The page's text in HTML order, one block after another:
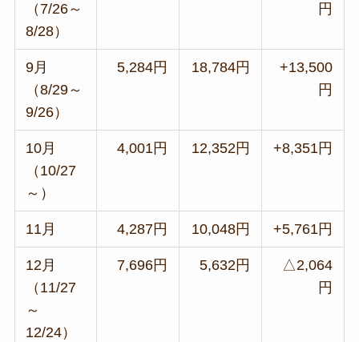
（7/26～
8/28）
円
9月
（8/29～
9/26）
5,284円 18,784円
+13,500
円
10月
（10/27
～）
4,001円 12,352円 +8,351円
11月 4,287円 10,048円 +5,761円
12月
（11/27
～
12/24）
7,696円 5,632円
△2,064
円